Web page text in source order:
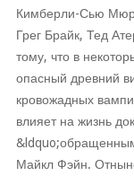
Кимберли-Сью
Грег Брайк, Тед
тому, что в
опасный древний
кровожадных
влияет на жизнь
Майкл Фэйн.